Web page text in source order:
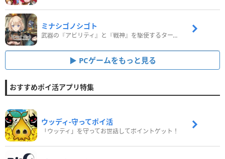
ミナシゴノシゴト
武器の『アビリティ』と『戦神』を駆使するターン制コマンドバトルRPG！
PCゲームをもっと見る
おすすめポイ活アプリ特集
ウッディ‐守ってポイ活
「ウッディ」を守ってお世話してポイントゲット！